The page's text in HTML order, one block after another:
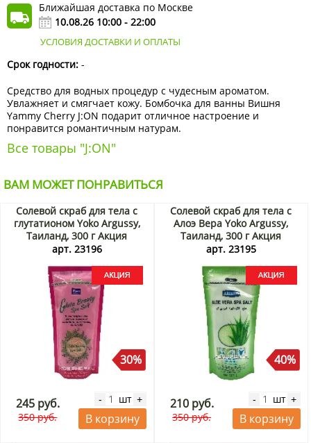
Ближайшая доставка по Москве
10.08.26 10:00 - 22:00
УСЛОВИЯ ДОСТАВКИ И ОПЛАТЫ
Срок годности: -
Средство для водных процедур с чудесным ароматом.
Увлажняет и смягчает кожу. Бомбочка для ванны Вишня
Yammy Cherry J:ON подарит отличное настроение и
понравится романтичным натурам.
Все товары "J:ON"
ВАМ МОЖЕТ ПОНРАВИТЬСЯ
Солевой скраб для тела с
глутатионом Yoko Argussy,
Таиланд, 300 г Акция
арт. 23196
30%
245 руб.
350 руб.
- шт +
В корзину
Солевой скраб для тела с
Алоэ Вера Yoko Argussy,
Таиланд, 300 г Акция
арт. 23195
40%
210 руб.
350 руб.
- шт +
В корзину